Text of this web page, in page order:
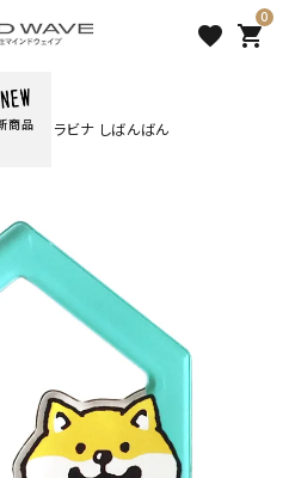
favorite
0
shopping_cart
うさぎの
ムーちゃん
ばいばいべあ
ゆるあにまる
ウサコレフレンズ
せん
筆記用具等
モバイル
アイテム
商品 search
リルカラビナ しばんばん